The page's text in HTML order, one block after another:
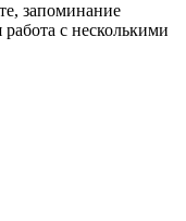
запоминание
работа с несколькими